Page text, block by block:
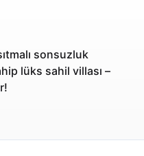
sonsuzluk
lüks sahil villası –